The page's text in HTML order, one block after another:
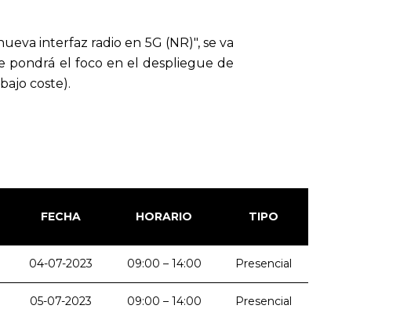
interfaz radio en 5G (NR)", se va
pondrá el foco en el despliegue de
coste).
FECHA HORARIO TIPO
04-07-2023 09:00 – 14:00 Presencial
05-07-2023 09:00 – 14:00 Presencial